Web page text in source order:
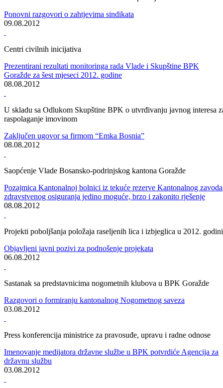
Sastanak Vlade BPK Goražde i Sindikata policije
Ponovni razgovori o zahtjevima sindikata